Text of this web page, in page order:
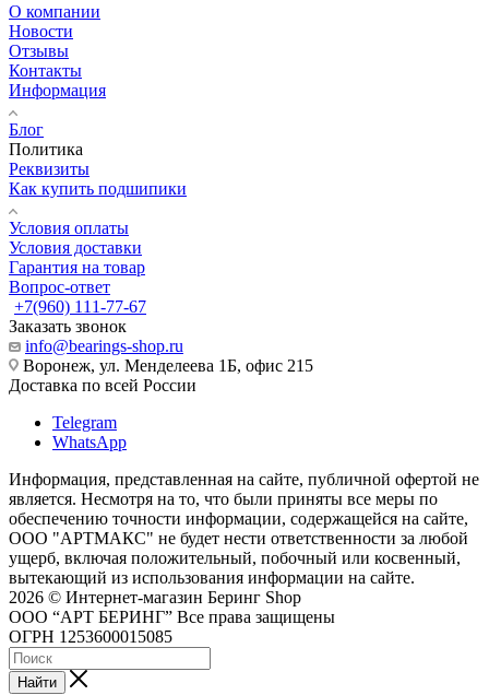
О компании
Новости
Отзывы
Контакты
Информация
Блог
Политика
Реквизиты
Как купить подшипики
Условия оплаты
Условия доставки
Гарантия на товар
Вопрос-ответ
+7(960) 111-77-67
Заказать звонок
info@bearings-shop.ru
Воронеж, ул. Менделеева 1Б, офис 215
Доставка по всей России
Telegram
WhatsApp
Информация, представленная на сайте, публичной офертой не
является. Несмотря на то, что были приняты все меры по
обеспечению точности информации, содержащейся на сайте,
ООО "АРТМАКС" не будет нести ответственности за любой
ущерб, включая положительный, побочный или косвенный,
вытекающий из использования информации на сайте.
2026 © Интернет-магазин Беринг Shop
ООО “АРТ БЕРИНГ” Все права защищены
ОГРН 1253600015085
Найти